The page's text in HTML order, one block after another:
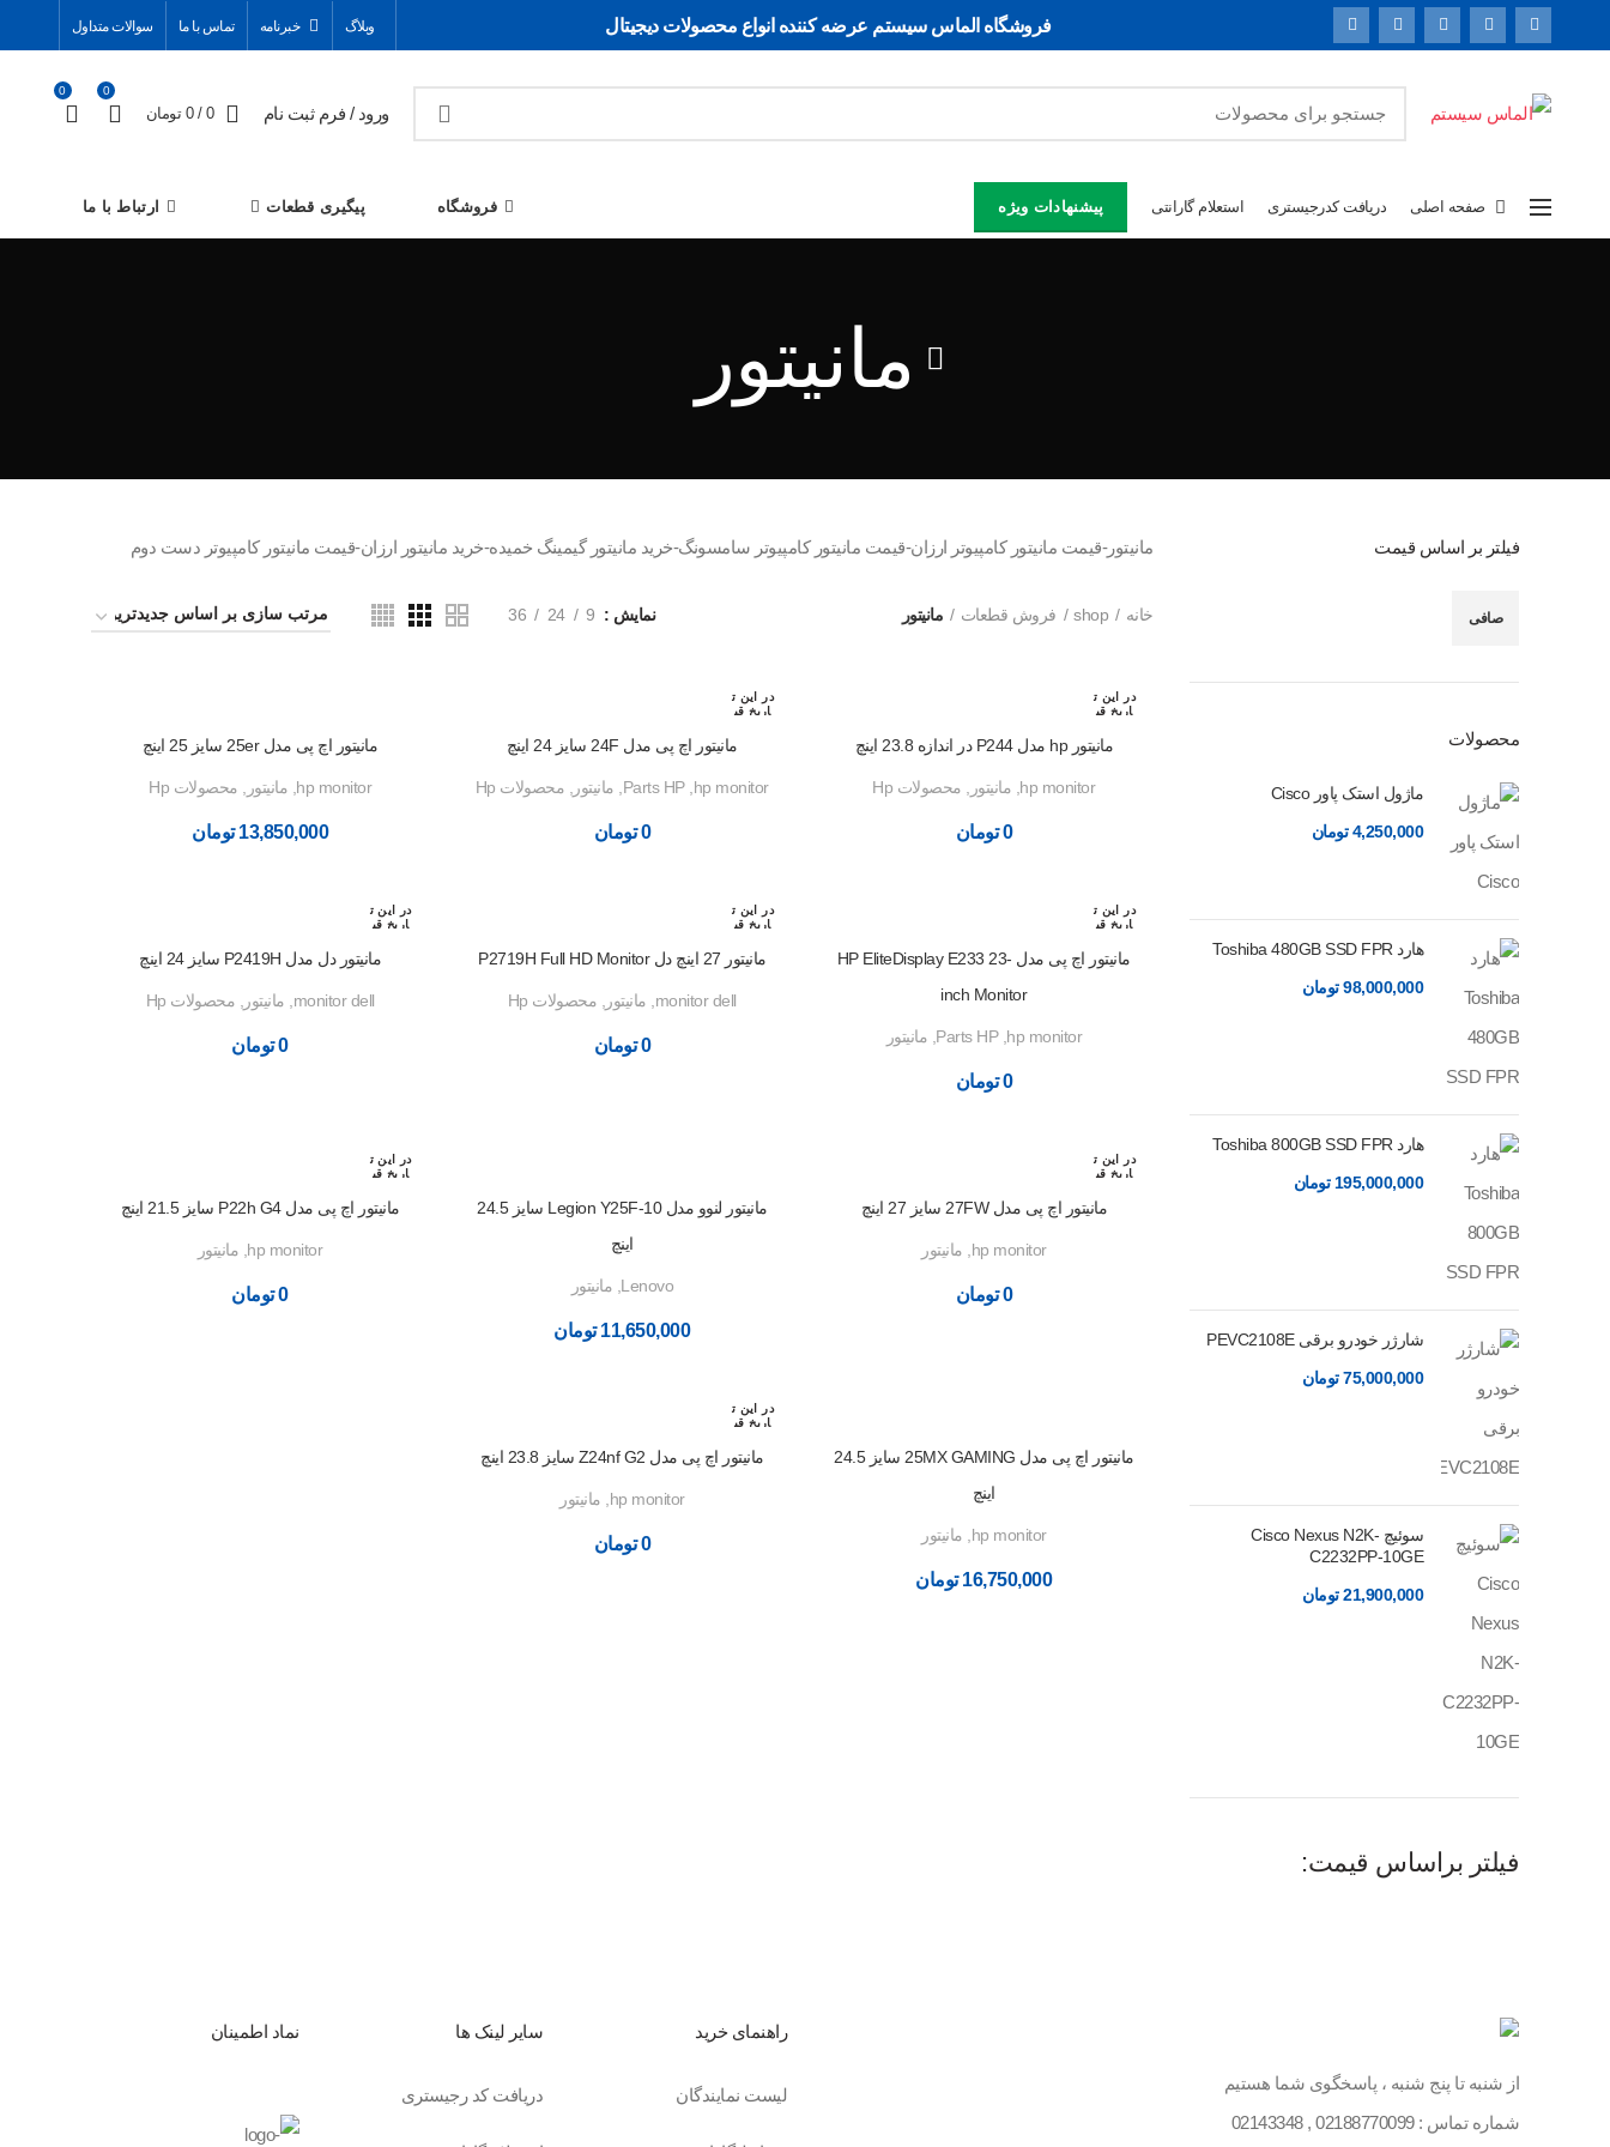
فروشگاه الماس سیستم ﻋﺮﺿﻪ کننده اﻧﻮاع ﻣﺤﺼﻮﻻت دﯾﺠﯿﺘﺎل وبلاگ خبرنامه تماس با ما سوالات متداول
ورود / فرم ثبت نام 0
/
0 تومان
0
0
صفحه اصلی دریافت کدرجیستری استعلام گارانتی پیشنهادات ویژه فروشگاه پیگیری قطعات ارتباط با ما
مانیتور
فیلتر بر اساس قیمت
صافی
محصولات
ماژول استک پاور Cisco
4,250,000 تومان
هارد Toshiba 480GB SSD FPR
98,000,000 تومان
هارد Toshiba 800GB SSD FPR
195,000,000 تومان
شارژر خودرو برقی PEVC2108E
75,000,000 تومان
سوئیچ Cisco Nexus N2K-
C2232PP-10GE
21,900,000 تومان
فیلتر براساس قیمت:
مانیتور-قیمت مانیتور کامپیوتر ارزان-قیمت مانیتور کامپیوتر سامسونگ-خرید مانیتور گیمینگ خمیده-خرید مانیتور ارزان-قیمت مانیتور کامپیوتر دست دوم
خانه shop فروش قطعات مانیتور نمایش 9
24
36
در این ت
اریخ قب
شده اس
تمانیتور hp مدل P244 در اندازه 23.8 اینچ
hp monitor مانیتور محصولات Hp
0 تومان
در این ت
اریخ قب
مانیتور اچ پی مدل 24F سایز 24 اینچ
hp monitor
,
Parts HP مانیتور محصولات Hp
0 تومان
مانیتور اچ پی مدل 25er سایز 25 اینچ
hp monitor مانیتور محصولات Hp
13,850,000 تومان
در این ت
اریخ قب
شده اس
ت
مانیتور اچ پی مدل HP EliteDisplay E233 23-
inch Monitor
hp monitor
,
Parts HP مانیتور
0 تومان
در این ت
اریخ قب
شده اس
ت
مانیتور 27 اینچ دل P2719H Full HD Monitor
monitor dell مانیتور محصولات Hp
0 تومان
در این ت
اریخ قب
شده اسمانیتور دل مدل P2419H سایز 24 اینچ
monitor dell مانیتور محصولات Hp
0 تومان
در این ت
اریخ قب
شده اسمانیتور اچ پی مدل 27FW سایز 27 اینچ
hp monitor مانیتور
0 تومان
مانیتور لنوو مدل Legion Y25F-10 سایز 24.5
اینچ
Lenovo مانیتور
11,650,000 تومان
در این ت
اریخ قب
شده اس
ت
مانیتور اچ پی مدل P22h G4 سایز 21.5 اینچ
hp monitor مانیتور
0 تومان
مانیتور اچ پی مدل 25MX GAMING سایز 24.5
اینچ
hp monitor مانیتور
16,750,000 تومان
در این ت
اریخ قب
شده اس
ت
مانیتور اچ پی مدل Z24nf G2 سایز 23.8 اینچ
hp monitor مانیتور
0 تومان
از شنبه تا پنج شنبه ، پاسخگوی شما هستیم
شماره تماس :02188770099
,
02143348
راهنمای خرید
لیست نمایندگان
سایر لینک ها
دریافت کد رجیستری
نماد اطمینان